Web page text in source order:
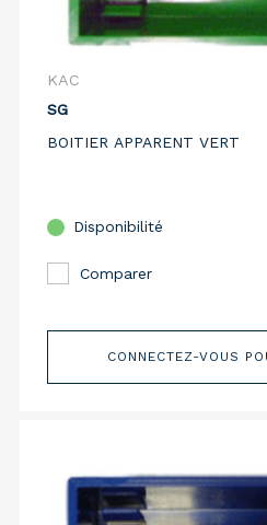
KAC
SG
BOITIER APPARENT VERT
Disponibilité
Comparer
CONNECTEZ-VOUS